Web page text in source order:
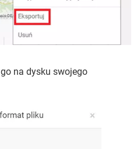
go na dysku swojego